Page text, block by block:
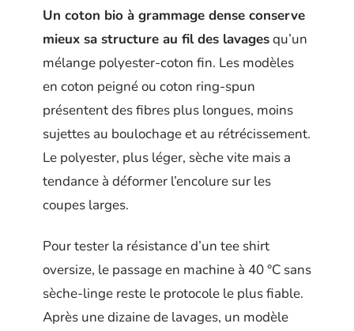
Un coton bio à grammage dense conserve
mieux sa structure au fil des lavagesqu’un
mélange polyester-coton fin. Les modèles
en coton peigné ou coton ring-spun
présentent des fibres plus longues, moins
sujettes au boulochage et au rétrécissement.
Le polyester, plus léger, sèche vite mais a
tendance à déformer l’encolure sur les
coupes larges.
Pour tester la résistance d’un tee shirt
oversize, le passage en machine à 40 °C sans
sèche-linge reste le protocole le plus fiable.
Après une dizaine de lavages, un modèle